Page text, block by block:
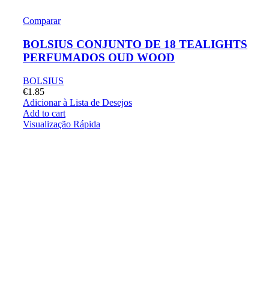
Comparar
BOLSIUS CONJUNTO DE 18 TEALIGHTS
PERFUMADOS OUD WOOD
BOLSIUS
€1.85
Adicionar à Lista de Desejos
Add to cart
Visualização Rápida